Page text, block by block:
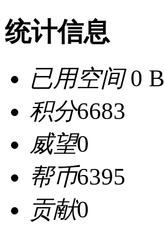
统计信息
已用空间0 B
积分6683
威望0
帮币6395
贡献0